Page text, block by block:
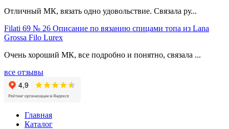
Отличный МК, вязать одно удовольствие. Связала ру...
Filati 69 № 26 Описание по вязанию спицами топа из Lana
Grossa Filo Lurex
Очень хороший МК, все подробно и понятно, связала ...
все отзывы
Главная
Каталог